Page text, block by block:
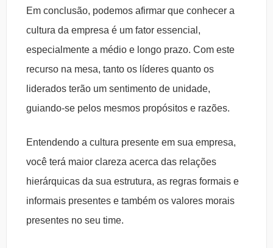
Em conclusão, podemos afirmar que conhecer a
cultura da empresa é um fator essencial,
especialmente a médio e longo prazo. Com este
recurso na mesa, tanto os líderes quanto os
liderados terão um sentimento de unidade,
guiando-se pelos mesmos propósitos e razões.
Entendendo a cultura presente em sua empresa,
você terá maior clareza acerca das relações
hierárquicas da sua estrutura, as regras formais e
informais presentes e também os valores morais
presentes no seu time.